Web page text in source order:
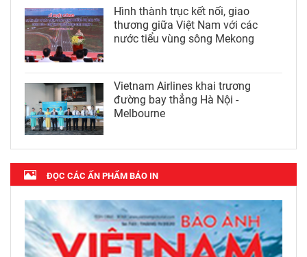
Hình thành trục kết nối, giao
thương giữa Việt Nam với các
nước tiểu vùng sông Mekong
Vietnam Airlines khai trương
đường bay thẳng Hà Nội -
Melbourne
ĐỌC CÁC ẤN PHẨM BÁO IN